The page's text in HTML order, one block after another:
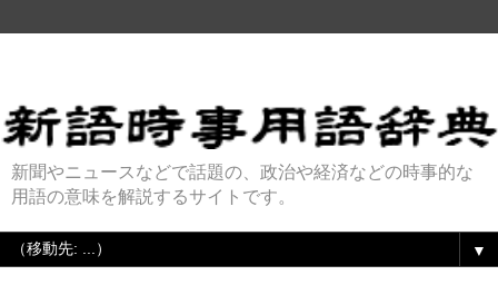
新聞やニュースなどで話題の、政治や経済などの時事的な
用語の意味を解説するサイトです。
▼